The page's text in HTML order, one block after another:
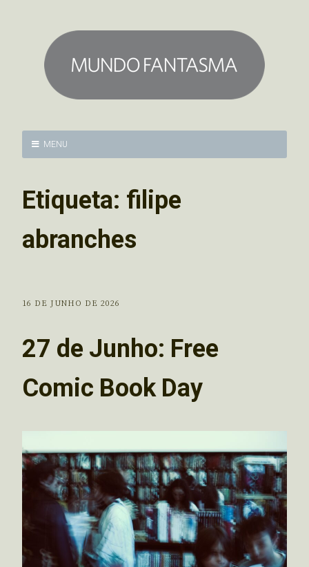
MENU
Etiqueta: filipe
abranches
16 DE JUNHO DE 2026
27 de Junho: Free
Comic Book Day